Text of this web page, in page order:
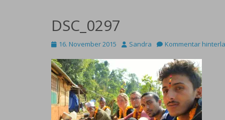
DSC_0297
Posted
16. November 2015 AutorSandra Kommentar